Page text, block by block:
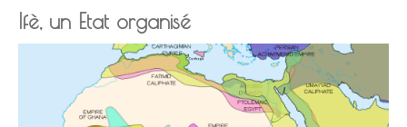
Ifè, un Etat organisé